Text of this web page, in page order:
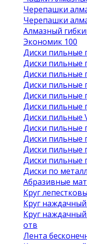
Черепашки
Черепашки
Алмазный
Экономик 100
Диски пильные
Диски пильные
Диски пильные
Диски пильные
Диски пильные
Диски пильные
Диски пильные
Диски пильные
Диски пильные
Диски
Диски пильные
Диски по
Абразивные
Круг
Круг
Круг
отв
Лента